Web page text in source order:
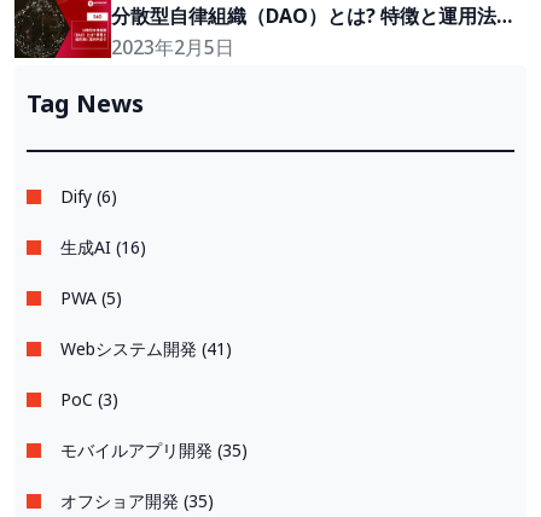
分散型自律組織（DAO）とは? 特徴と運用法と
事例を紹介
2023年2月5日
Tag News
Dify (6)
生成AI (16)
PWA (5)
Webシステム開発 (41)
PoC (3)
モバイルアプリ開発 (35)
オフショア開発 (35)